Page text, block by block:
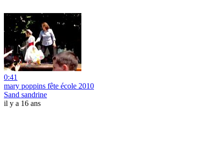
0:41
mary poppins fête école 2010
Sand sandrine
il y a 16 ans